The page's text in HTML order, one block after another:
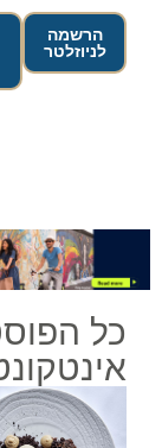
הרשמה
לניוזלטר
כל